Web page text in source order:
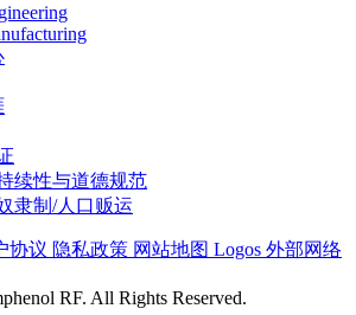
续性与道德规范
隶制/人口贩运
协议 隐私政策 网站地图 Logos 外部网络
RF. All Rights Reserved.